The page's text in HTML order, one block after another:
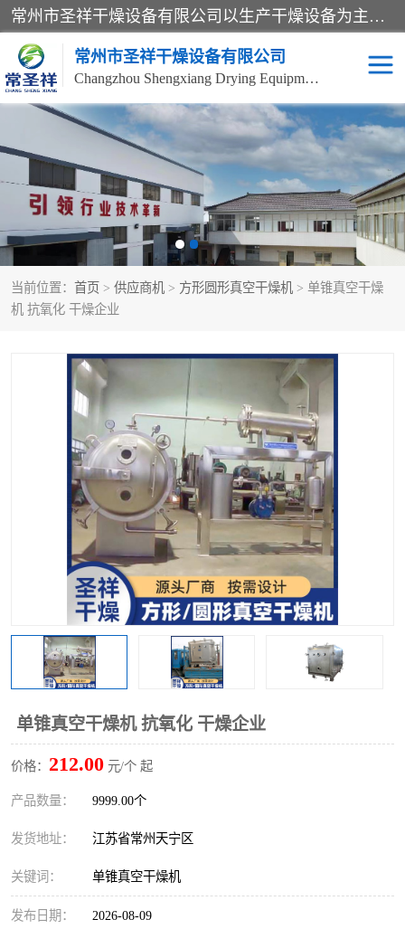
常州市圣祥干燥设备有限公司以生产干燥设备为主导产品，提供：干燥设备、干燥机、混合机、气流干燥机、烘箱、热风循环烘箱、沸腾干燥机、烘干机、喷雾干燥机等产品的生产、制造与销售服务。
常州市圣祥干燥设备有限公司
Changzhou Shengxiang Drying Equipment Co. , Ltd.
当前位置： 首页 > 供应商机 > 方形圆形真空干燥机 > 单锥真空干燥
机 抗氧化 干燥企业
单锥真空干燥机 抗氧化 干燥企业
价格： 212.00 元/个 起
产品数量： 9999.00个
发货地址： 江苏省常州天宁区
关键词： 单锥真空干燥机
发布日期： 2026-08-09
单锥真空干燥机 双锥真空干燥机
气流干燥机 滚筒刮板干燥机
干燥机 闪蒸干燥机
桨叶干燥机 高速混合机
粗粉碎机 带式干燥机
单锥螺带真空干燥机 沸腾干燥机
方形圆形真空干燥机 真空耙式干燥机
热风循环烘箱 喷雾干燥机
振动流化床干燥机 盘式干燥机